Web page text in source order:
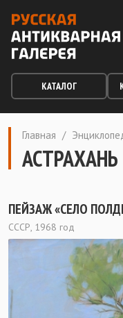
КАТАЛОГ
Главная /
АСТРАХАНЬ
ПЕЙЗАЖ «СЕЛО
СССР, 1968 год